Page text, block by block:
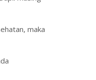
maka